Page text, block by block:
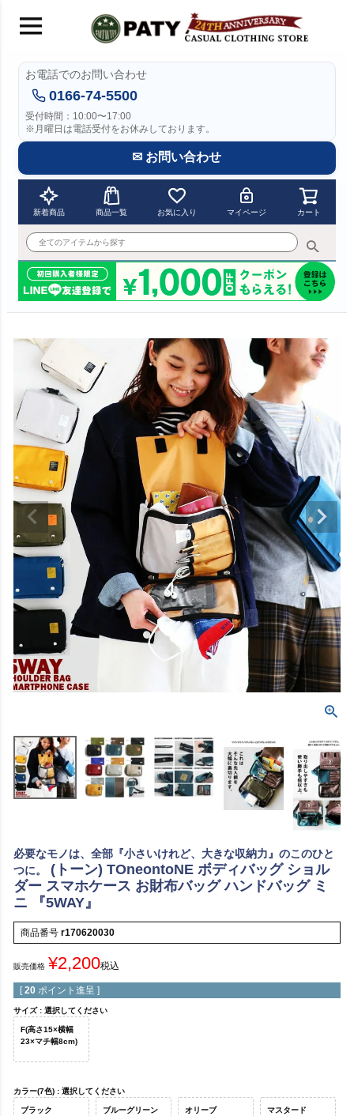
お電話でのお問い合わせ
0166-74-5500
受付時間：10:00〜17:00
※月曜日は電話受付をお休みしております。
✉ お問い合わせ
新着商品 商品一覧 お気に入り マイページ カート
必要なモノは、全部『小さいけれど、大きな収納力』のこのひと
つに。
(トーン) TOneontoNE ボディバッグ ショル
ダー スマホケース お財布バッグ ハンドバッグ ミ
ニ 『5WAY』
商品番号 r170620030
販売価格 ¥2,200税込
[ 20 ポイント進呈 ]
サイズ 選択してください
F(高さ15×横幅
23×マチ幅8cm)
カラー(7色) 選択してください
ブラック ブルーグリーン オリーブ マスタード